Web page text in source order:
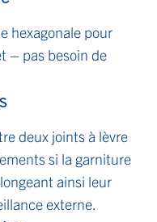
hexagonale pour
– pas besoin de
deux joints à lèvre
si la garniture
ainsi leur
externe.